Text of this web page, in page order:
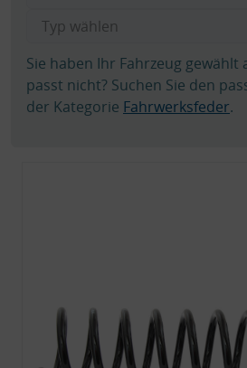
Sie haben Ihr Fahrzeug gewählt
passt nicht? Suchen Sie den
der Kategorie Fahrwerksfeder.